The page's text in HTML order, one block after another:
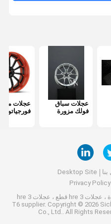
عجلات سباق
فولك مزورة
عجلات
فورجياتو
Desktop Site
Privacy Policy
الصين طبق عميق HRE عجلات مزورة ، عجلات hre 3 قطع ، عجلات hre 3
Copyright © 2026
Co., Ltd.. All Rights